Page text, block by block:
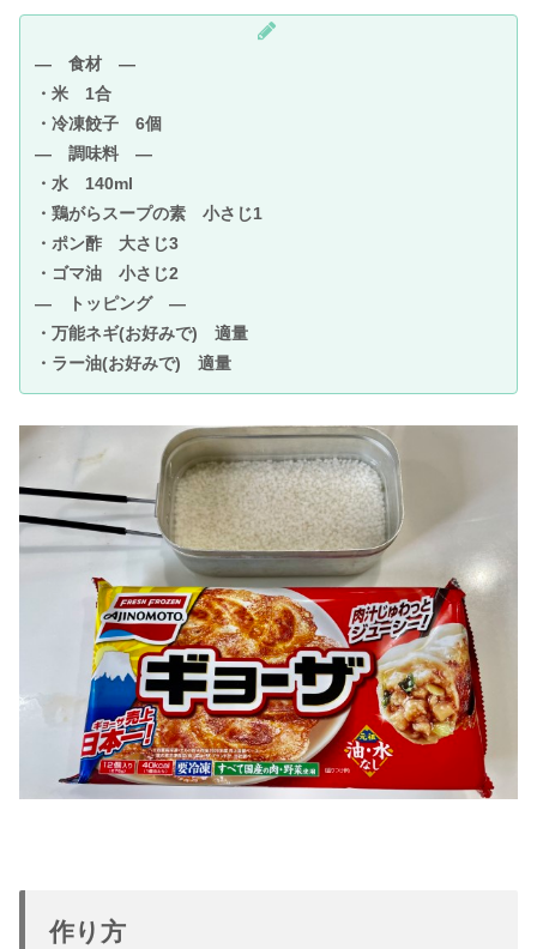
― 食材 ―
・米 1合
・冷凍餃子 6個
― 調味料 ―
・水 140ml
・鶏がらスープの素 小さじ1
・ポン酢 大さじ3
・ゴマ油 小さじ2
― トッピング ―
・万能ネギ(お好みで) 適量
・ラー油(お好みで) 適量
作り方